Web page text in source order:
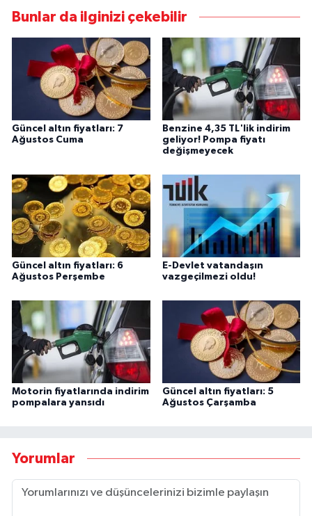
Bunlar da ilginizi çekebilir
Güncel altın fiyatları: 7
Ağustos Cuma
Benzine 4,35 TL'lik indirim
geliyor! Pompa fiyatı
değişmeyecek
Güncel altın fiyatları: 6
Ağustos Perşembe
E-Devlet vatandaşın
vazgeçilmezi oldu!
Motorin fiyatlarında indirim
pompalara yansıdı
Güncel altın fiyatları: 5
Ağustos Çarşamba
Yorumlar